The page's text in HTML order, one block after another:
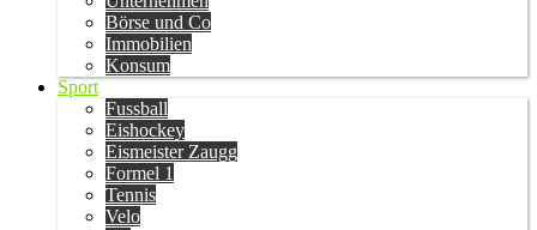
Börse und Co
Immobilien
Konsum
Sport
Fussball
Eishockey
Eismeister Zaugg
Formel 1
Tennis
Velo